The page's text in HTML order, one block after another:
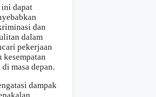
dapat
dan
dalam
pekerjaan
kesempatan
masa depan.
dampak